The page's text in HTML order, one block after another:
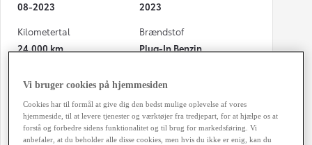
08-2023
2023
Kilometertal
24.000 km
Brændstof
Plug-In Benzin
Hatchback 5-dørs
223 HK
Co2 (blandet kørsel)
16 g/km
Geartype
Automatisk gearkasse
Vi bruger cookies på hjemmesiden
Cookies har til formål at give dig den bedst mulige oplevelse af vores
hjemmeside, til at levere tjenester og værktøjer fra tredjepart, for at hjælpe os at
forstå og forbedre sidens funktionalitet og til brug for markedsføring. Vi
anbefaler, at du beholder alle disse cookies, men hvis du ikke er enig, kan du